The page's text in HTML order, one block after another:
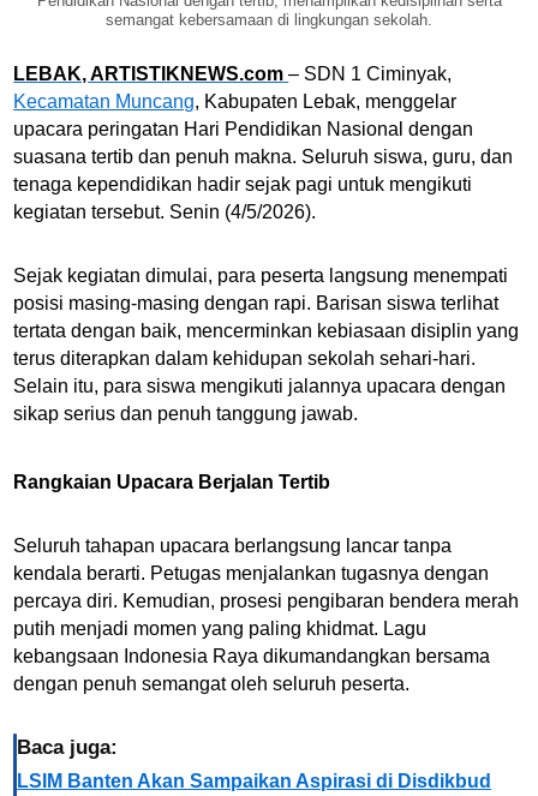
semangat kebersamaan di lingkungan sekolah.
LEBAK, ARTISTIKNEWS.com – SDN 1 Ciminyak,
Kecamatan Muncang, Kabupaten Lebak, menggelar
upacara peringatan Hari Pendidikan Nasional dengan
suasana tertib dan penuh makna. Seluruh siswa, guru, dan
tenaga kependidikan hadir sejak pagi untuk mengikuti
kegiatan tersebut. Senin (4/5/2026).
Sejak kegiatan dimulai, para peserta langsung menempati
posisi masing-masing dengan rapi. Barisan siswa terlihat
tertata dengan baik, mencerminkan kebiasaan disiplin yang
terus diterapkan dalam kehidupan sekolah sehari-hari.
Selain itu, para siswa mengikuti jalannya upacara dengan
sikap serius dan penuh tanggung jawab.
Rangkaian Upacara Berjalan Tertib
Seluruh tahapan upacara berlangsung lancar tanpa
kendala berarti. Petugas menjalankan tugasnya dengan
percaya diri. Kemudian, prosesi pengibaran bendera merah
putih menjadi momen yang paling khidmat. Lagu
kebangsaan Indonesia Raya dikumandangkan bersama
dengan penuh semangat oleh seluruh peserta.
Baca juga:
LSIM Banten Akan Sampaikan Aspirasi di Disdikbud